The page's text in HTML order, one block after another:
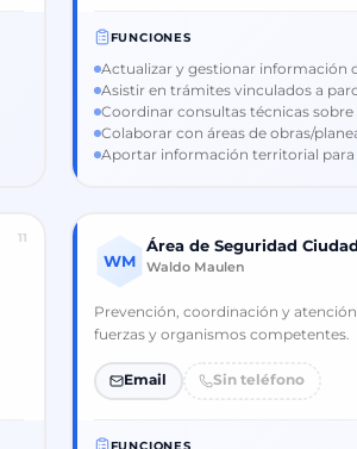
FUNCIONES
Actualizar y gestionar información
Asistir en trámites vinculados a
Coordinar consultas técnicas sobre
Colaborar con áreas de obras/
Aportar información territorial para
11
WM
Área de Seguridad
Waldo Maulen
Prevención, coordinación y
fuerzas y organismos competentes.
Email Sin teléfono
FUNCIONES